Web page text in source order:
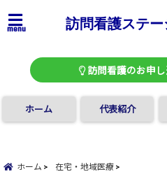
menu 訪問看護ステ
訪問看護のお申し
ホーム 代表紹介
ホーム 在宅・地域医療